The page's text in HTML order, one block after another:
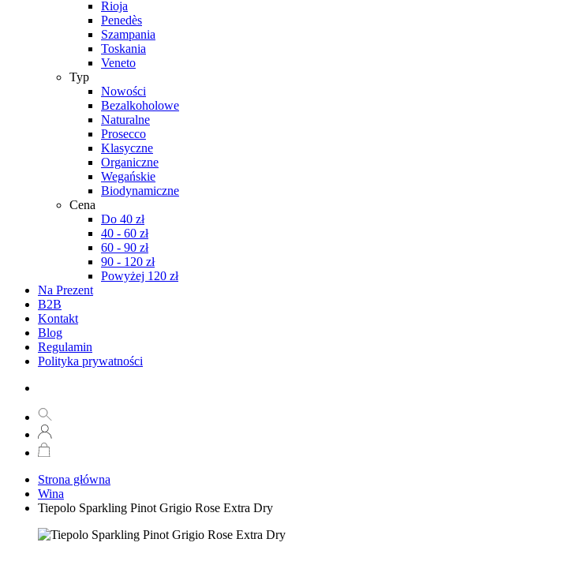
Rioja
Penedès
Szampania
Toskania
Veneto
Typ
Nowości
Bezalkoholowe
Naturalne
Prosecco
Klasyczne
Organiczne
Wegańskie
Biodynamiczne
Cena
Do 40 zł
40 - 60 zł
60 - 90 zł
90 - 120 zł
Powyżej 120 zł
Na Prezent
B2B
Kontakt
Blog
Regulamin
Polityka prywatności
Strona główna
Wina
Tiepolo Sparkling Pinot Grigio Rose Extra Dry